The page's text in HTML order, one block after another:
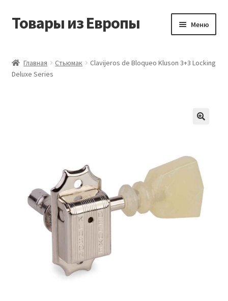
Перейти
Перейти
Товары из Европы Меню
Виды доставки
Мой аккаунт
Оставить отзыв
Оформление заказа
Подтверждение заказа
Главная Стьюмак
Clavijeros de Bloqueo Kluson 3+3 Locking
Deluxe Series